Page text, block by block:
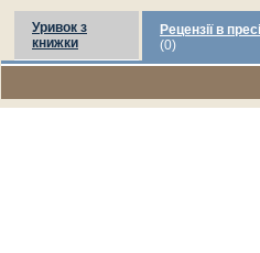
Уривок з
книжки
Рецензії в пресі
(0)